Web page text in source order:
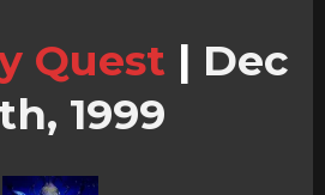
Quest | Dec
1999